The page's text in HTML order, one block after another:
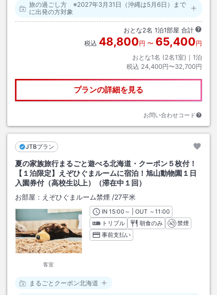
旅の過ごし方 ※2027年3月31日（沖縄は5月6日）まで
に出発の方対象
おとな2名 1泊1部屋 合計
税込 48,800円 〜 65,400円
おとな1名 (2名1室)｜ 1泊
税込 24,400円〜32,700円
プランの詳細を見る
お問い合わせコード
JTBプラン
夏の家族旅行まるごと遊べる北海道・クーポン５枚付！
【１泊限定】えぞひぐまルームに宿泊！旭山動物園１日
入園券付（高校生以上）（滞在中１回）
お部屋： えぞひぐまルーム禁煙 /27平米
客室
INチェックイン
15:00 ～ | OUT チェックアウト
～11:00
トリプル
朝食のみ
禁煙
事前支払い
まるごとクーポン北海道